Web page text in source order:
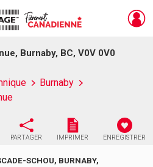
Burnaby, BC, V0V 0V0
Burnaby
PARTAGER IMPRIMER ENREGISTRER
SCHOU, BURNABY,